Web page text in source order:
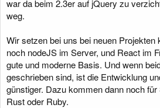
war da beim 2.3er auf jQuery zu
weg.
Wir setzen bei uns bei neuen Projekten
noch nodeJS im Server, und React im
gute und moderne Basis. Und wenn
geschrieben sind, ist die Entwicklung
günstiger. Dazu kommen dann noch
Rust oder Ruby.